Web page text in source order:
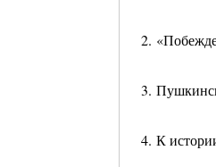
2.
3.
4. К